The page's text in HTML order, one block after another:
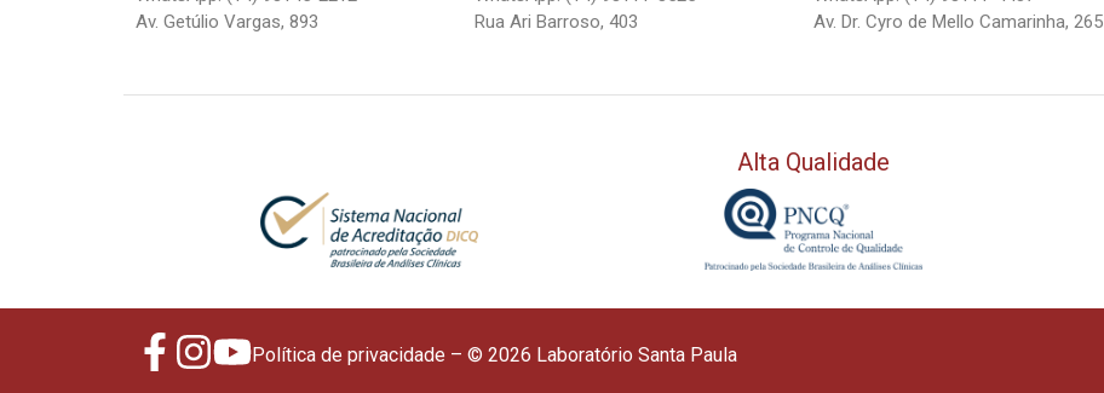
Av. Getúlio Vargas, 893
Rua Ari Barroso, 403
Av. Dr. Cyro de Mello Camarinha, 265
Alta Qualidade
Política de privacidade – © 2026 Laboratório Santa Paula